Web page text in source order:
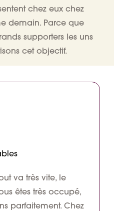
chez eux chez
demain. Parce que
supporters les uns
cet objectif.
va très vite, le
êtes très occupé,
parfaitement. Chez